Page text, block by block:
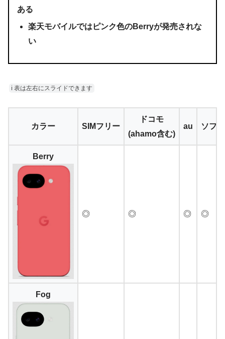
ある
楽天モバイルではピンク色のBerryが発売されな
い
ℹ︎ 表は左右にスライドできます
カラー SIMフリー
ドコモ
(ahamo含む)
au ソフ
Berry
◎ ◎ ◎ ◎
Fog